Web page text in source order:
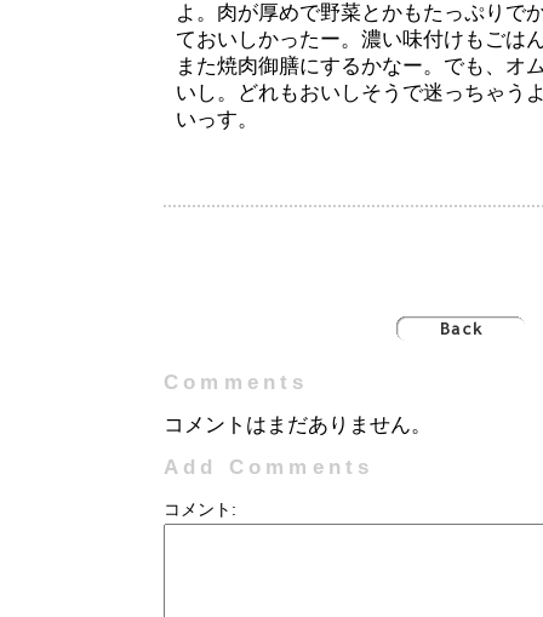
よ。肉が厚めで野菜とかもたっぷりで
ておいしかったー。濃い味付けもごは
また焼肉御膳にするかなー。でも、オ
いし。どれもおいしそうで迷っちゃう
いっす。
Comments
コメントはまだありません。
Add Comments
コメント: